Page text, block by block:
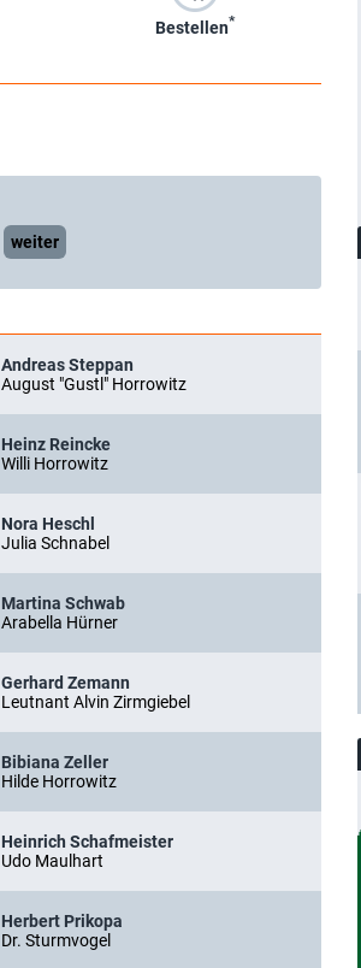
Bestellen*
weiter
Andreas Steppan
August "Gustl" Horrowitz
Heinz Reincke
Willi Horrowitz
Nora Heschl
Julia Schnabel
Martina Schwab
Arabella Hürner
Gerhard Zemann
Leutnant Alvin Zirmgiebel
Bibiana Zeller
Hilde Horrowitz
Heinrich Schafmeister
Udo Maulhart
Herbert Prikopa
Dr. Sturmvogel